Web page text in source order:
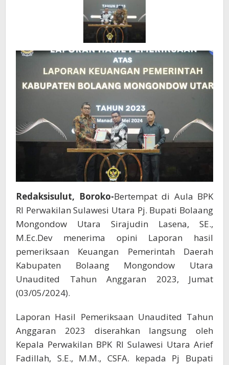
Redaksisulut, Boroko-Bertempat di Aula BPK
RI Perwakilan Sulawesi Utara Pj. Bupati Bolaang
Mongondow Utara Sirajudin Lasena, SE.,
M.Ec.Dev menerima opini Laporan hasil
pemeriksaan Keuangan Pemerintah Daerah
Kabupaten Bolaang Mongondow Utara
Unaudited Tahun Anggaran 2023, Jumat
(03/05/2024).
Laporan Hasil Pemeriksaan Unaudited Tahun
Anggaran 2023 diserahkan langsung oleh
Kepala Perwakilan BPK RI Sulawesi Utara Arief
Fadillah, S.E., M.M., CSFA. kepada Pj Bupati